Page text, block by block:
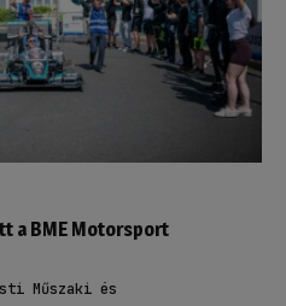
a BME Motorsport
Műszaki és